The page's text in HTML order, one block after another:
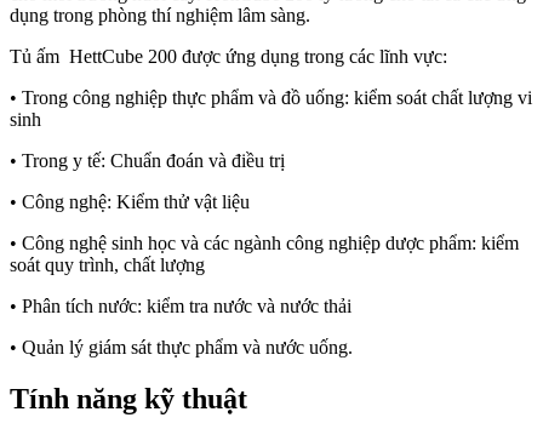
dụng trong phòng thí nghiệm lâm sàng.
Tủ ấm HettCube 200 được ứng dụng trong các lĩnh vực:
• Trong công nghiệp thực phẩm và đồ uống: kiểm soát chất lượng vi
sinh
• Trong y tế: Chuẩn đoán và điều trị
• Công nghệ: Kiểm thử vật liệu
• Công nghệ sinh học và các ngành công nghiệp dược phẩm: kiểm
soát quy trình, chất lượng
• Phân tích nước: kiểm tra nước và nước thải
• Quản lý giám sát thực phẩm và nước uống.
Tính năng kỹ thuật